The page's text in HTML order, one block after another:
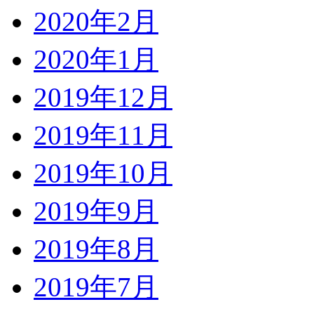
2020年2月
2020年1月
2019年12月
2019年11月
2019年10月
2019年9月
2019年8月
2019年7月